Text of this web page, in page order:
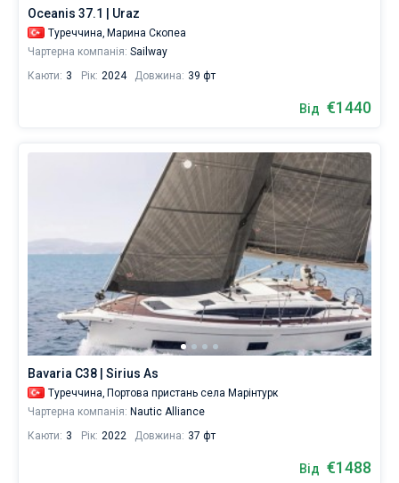
Oceanis 37.1 | Uraz
Туреччина, Марина Скопеа
Чартерна компанія: Sailway
Каюти: 3 Рік: 2024 Довжина: 39 фт
Від €1440
Bavaria C38 | Sirius As
Туреччина, Портова пристань села Марінтурк
Чартерна компанія: Nautic Alliance
Каюти: 3 Рік: 2022 Довжина: 37 фт
Від €1488